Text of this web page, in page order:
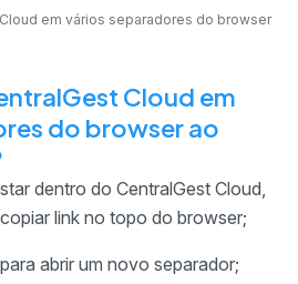
em vários separadores do browser
Cloud em
do browser ao
dentro do CentralGest Cloud,
link no topo do browser;
abrir um novo separador;